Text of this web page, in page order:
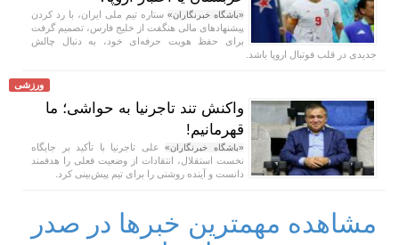
«باشگاه خبرنگاران» ستاره تیم ملی ایران، با رد کردن
پیشنهاد‌های مالی هنگفت از خلیج فارس، تصمیم گرفت
برای حفظ هویت حرفه‌ای خود، به دنبال چالش
جدیدی در قلب فوتبال اروپا باشد.
ورزشی
واکنش تند تاجرنیا به حواشی؛ ما
قهرمانیم!
«باشگاه خبرنگاران»علی تاجرنیا با تأکید بر جایگاه
نخست استقلال، انتقادات از وضعیت فعلی را هدفمند
دانست و آینده روشنی را برای تیم پیش‌بینی کرد.
مشاهده مهمترین خبرها در صدر